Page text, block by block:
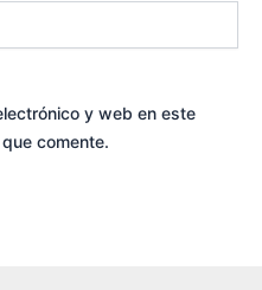
y web en este
comente.